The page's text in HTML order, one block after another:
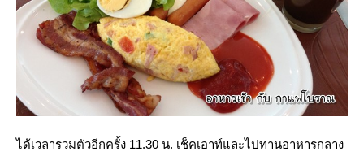
ได้เวลารวมตัวอีกครั้ง 11.30 น. เช็คเอาท์และไปทานอาหารกลาง